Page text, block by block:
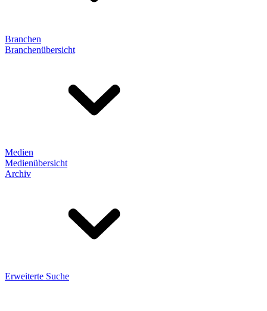
Branchen
Branchenübersicht
Medien
Medienübersicht
Archiv
Erweiterte Suche